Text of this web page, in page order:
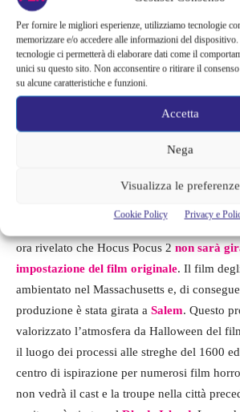
Per fornire le migliori esperienze, utilizziamo tecnologie
memorizzare e/o accedere alle informazioni del
tecnologie ci permetterà di elaborare dati come il
unici su questo sito. Non acconsentire o ritirare il
su alcune caratteristiche e funzioni.
Accetta
Nega
Visualizza le preferenze
Cookie Policy Privacy e
Salem o Rhode Island?
ora rivelato che Hocus Pocus 2non sarà
impostazione del film originale. Il film
ambientato nel Massachusetts e, di
produzione è stata girata a Salem. Questo
valorizzato l’atmosfera da Halloween del
il luogo dei processi alle streghe del 1600
centro di ispirazione per numerosi film
non vedrà il cast e la troupe nella città